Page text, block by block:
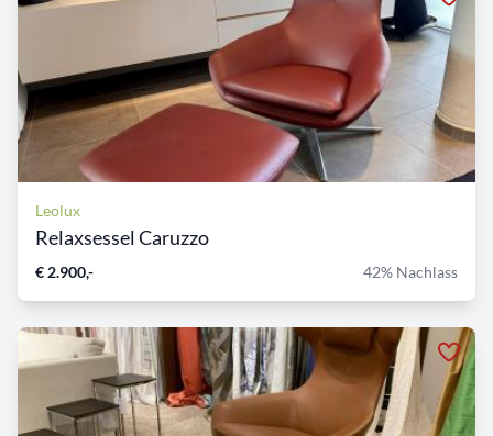
Leolux
Relaxsessel Caruzzo
€ 2.900,- 42% Nachlass